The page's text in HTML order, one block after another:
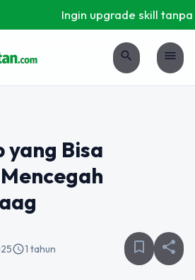
Ingin upgrade skill tanpa
search menu
yang Bisa
schedule1 tahun bookmark_border share